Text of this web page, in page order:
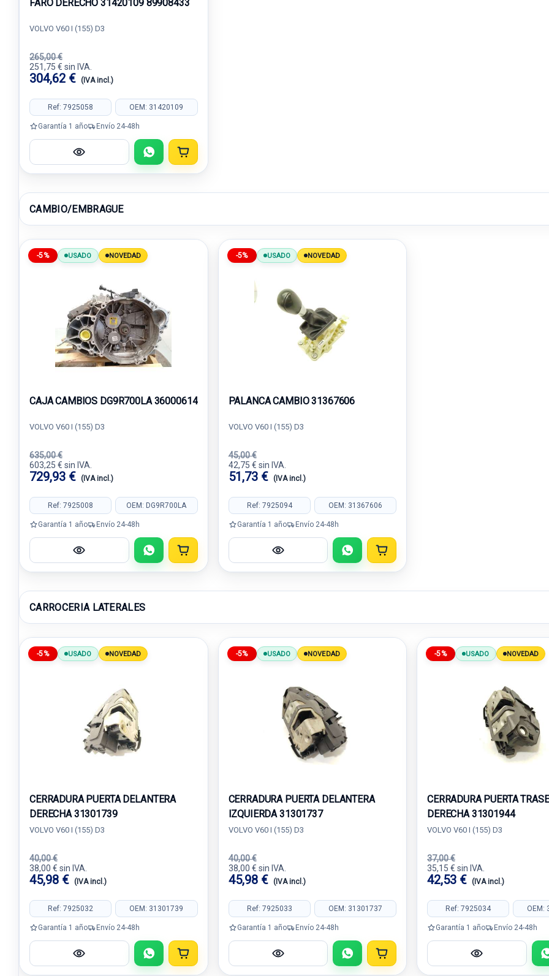
FARO DERECHO 31420109 89908433
VOLVO V60 I (155) D3
265,00 €
251,75 € sin IVA.
304,62 € (IVA incl.)
Ref: 7925058 OEM: 31420109
Garantía 1 año Envío 24-48h
CAMBIO/EMBRAGUE
-5% USADO NOVEDAD
CAJA CAMBIOS DG9R700LA 36000614
VOLVO V60 I (155) D3
635,00 €
603,25 € sin IVA.
729,93 € (IVA incl.)
Ref: 7925008 OEM: DG9R700LA
Garantía 1 año Envío 24-48h
-5% USADO NOVEDAD
PALANCA CAMBIO 31367606
VOLVO V60 I (155) D3
45,00 €
42,75 € sin IVA.
51,73 € (IVA incl.)
Ref: 7925094 OEM: 31367606
Garantía 1 año Envío 24-48h
CARROCERIA LATERALES
-5% USADO NOVEDAD
CERRADURA PUERTA DELANTERA
DERECHA 31301739
VOLVO V60 I (155) D3
40,00 €
38,00 € sin IVA.
45,98 € (IVA incl.)
Ref: 7925032 OEM: 31301739
Garantía 1 año Envío 24-48h
-5% USADO NOVEDAD
CERRADURA PUERTA DELANTERA
IZQUIERDA 31301737
VOLVO V60 I (155) D3
40,00 €
38,00 € sin IVA.
45,98 € (IVA incl.)
Ref: 7925033 OEM: 31301737
Garantía 1 año Envío 24-48h
-5% USADO NOVEDAD
CERRADURA PUERTA
DERECHA 31301944
VOLVO V60 I (155) D3
37,00 €
35,15 € sin IVA.
42,53 € (IVA incl.)
Ref: 7925034 OEM:
Garantía 1 año Envío 24-48h